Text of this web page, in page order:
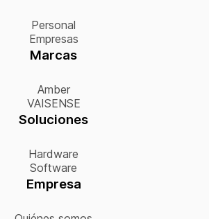
Personal
Empresas
Marcas
Amber
VAISENSE
Soluciones
Hardware
Software
Empresa